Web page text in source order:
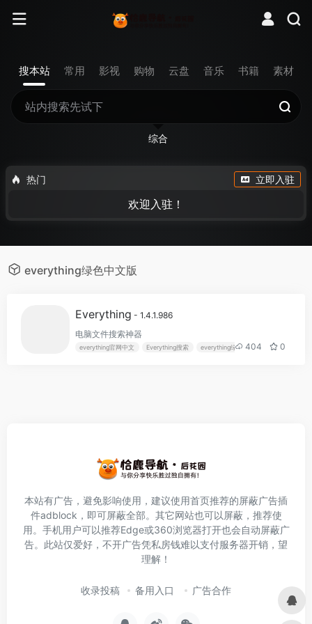
搜本站 常用 影视 购物 云盘 音乐 书籍 素材
综合
热门 立即入驻
欢迎入驻！
everything绿色中文版
Everything - 1.4.1.986
电脑文件搜索神器
everything官网中文 Everything搜索 everything绿色中文版 批量搜索
404 0
本站有广告，避免影响使用，建议使用首页推荐的屏蔽广告插
件adblock ，即可屏蔽全部。其它网站也可以屏蔽，推荐使
用。手机用户可以推荐Edge或360浏览器打开也会自动屏蔽广
告。此站仅爱好，不开广告凭私房钱难以支付服务器开销，望
理解！
收录投稿 备用入口 广告合作